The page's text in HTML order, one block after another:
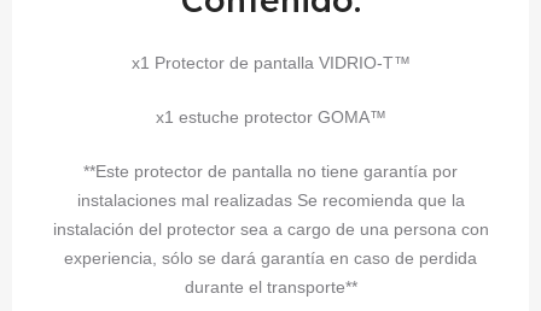
x1 Protector de pantalla VIDRIO-T™
x1 estuche protector GOMA™
**Este protector de pantalla no tiene garantía por
instalaciones mal realizadas Se recomienda que la
instalación del protector sea a cargo de una persona con
experiencia, sólo se dará garantía en caso de perdida
durante el transporte**